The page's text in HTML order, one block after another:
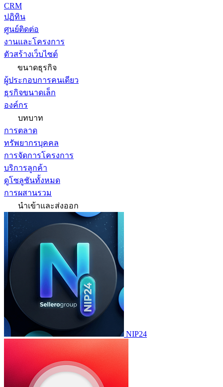
CRM
ปฏิทิน
ศูนย์ติดต่อ
งานและโครงการ
ตัวสร้างเว็บไซต์
ขนาดธุรกิจ
ผู้ประกอบการคนเดียว
ธุรกิจขนาดเล็ก
องค์กร
บทบาท
การตลาด
ทรัพยากรบุคคล
การจัดการโครงการ
บริการลูกค้า
ดูโซลูชันทั้งหมด
การผสานรวม
นำเข้าและส่งออก
NIP24